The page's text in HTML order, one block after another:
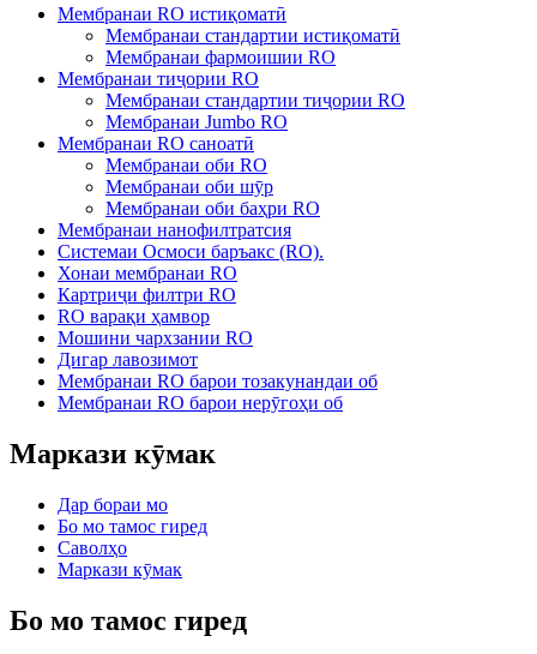
Мембранаи RO истиқоматӣ
Мембранаи стандартии истиқоматӣ
Мембранаи фармоишии RO
Мембранаи тиҷории RO
Мембранаи стандартии тиҷории RO
Мембранаи Jumbo RO
Мембранаи RO саноатӣ
Мембранаи оби RO
Мембранаи оби шӯр
Мембранаи оби баҳри RO
Мембранаи нанофилтратсия
Системаи Осмоси баръакс (RO).
Хонаи мембранаи RO
Картриҷи филтри RO
RO варақи ҳамвор
Мошини чархзании RO
Дигар лавозимот
Мембранаи RO барои тозакунандаи об
Мембранаи RO барои нерӯгоҳи об
Маркази кӯмак
Дар бораи мо
Бо мо тамос гиред
Саволҳо
Маркази кӯмак
Бо мо тамос гиред